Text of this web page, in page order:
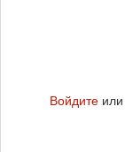
Войдите или